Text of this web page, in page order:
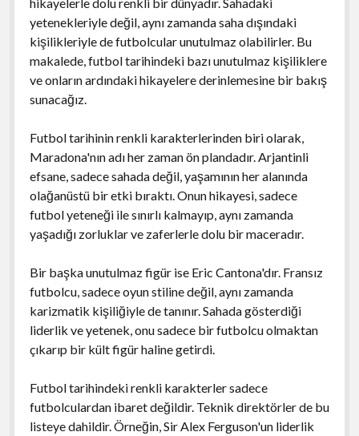
yetenekleriyle değil, aynı zamanda saha dışındaki
kişilikleriyle de futbolcular unutulmaz olabilirler. Bu
makalede, futbol tarihindeki bazı unutulmaz kişiliklere
ve onların ardındaki hikayelere derinlemesine bir bakış
sunacağız.
Futbol tarihinin renkli karakterlerinden biri olarak,
Maradona'nın adı her zaman ön plandadır. Arjantinli
efsane, sadece sahada değil, yaşamının her alanında
olağanüstü bir etki bıraktı. Onun hikayesi, sadece
futbol yeteneği ile sınırlı kalmayıp, aynı zamanda
yaşadığı zorluklar ve zaferlerle dolu bir maceradır.
Bir başka unutulmaz figür ise Eric Cantona'dır. Fransız
futbolcu, sadece oyun stiline değil, aynı zamanda
karizmatik kişiliğiyle de tanınır. Sahada gösterdiği
liderlik ve yetenek, onu sadece bir futbolcu olmaktan
çıkarıp bir kült figür haline getirdi.
Futbol tarihindeki renkli karakterler sadece
futbolculardan ibaret değildir. Teknik direktörler de bu
listeye dahildir. Örneğin, Sir Alex Ferguson'un liderlik